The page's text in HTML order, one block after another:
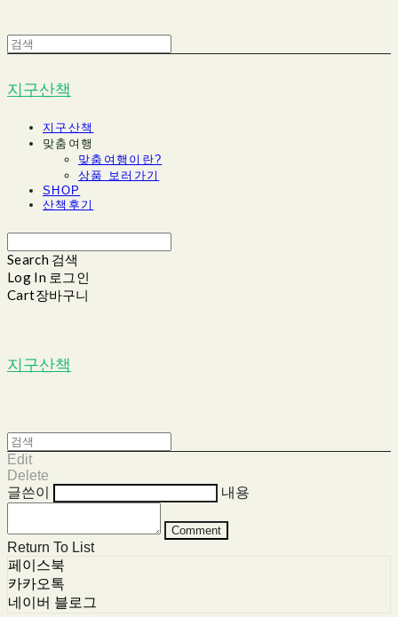
지구산책
지구산책
맞춤여행
맞춤여행이란?
상품 보러가기
SHOP
산책후기
Search 검색
Log In 로그인
Cart장바구니
지구산책
Edit
Delete
글쓴이
내용
Comment
Return To List
페이스북
카카오톡
네이버 블로그